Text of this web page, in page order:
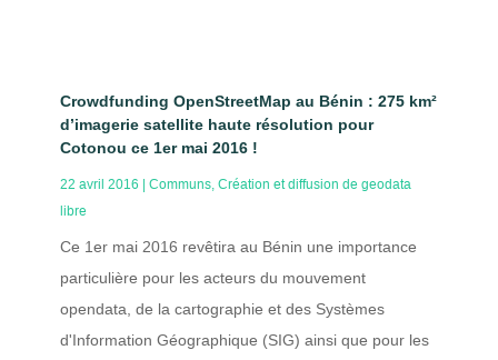
Crowdfunding OpenStreetMap au Bénin : 275 km²
d’imagerie satellite haute résolution pour
Cotonou ce 1er mai 2016 !
22 avril 2016 Communs, Création et diffusion de geodata
libre
Ce 1er mai 2016 revêtira au Bénin une importance
particulière pour les acteurs du mouvement
opendata, de la cartographie et des Systèmes
d'Information Géographique (SIG) ainsi que pour les